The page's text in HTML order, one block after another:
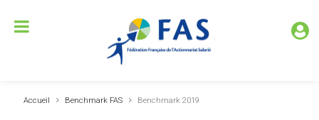
Accueil Benchmark FAS Benchmark 2019